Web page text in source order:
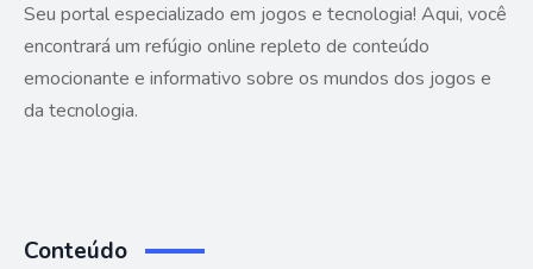
Seu portal especializado em jogos e tecnologia! Aqui, você
encontrará um refúgio online repleto de conteúdo
emocionante e informativo sobre os mundos dos jogos e
da tecnologia.
Conteúdo